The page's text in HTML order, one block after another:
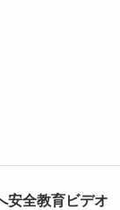
安全教育ビデオ